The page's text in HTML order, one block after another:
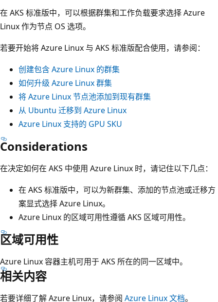
在 AKS 标准版中，可以根据群集和工作负载要求选择 Azure
Linux 作为节点 OS 选项。
若要开始将 Azure Linux 与 AKS 标准版配合使用，请参阅：
创建包含 Azure Linux 的群集
如何升级 Azure Linux 群集
将 Azure Linux 节点池添加到现有群集
从 Ubuntu 迁移到 Azure Linux
Azure Linux 支持的 GPU SKU
Considerations
在决定如何在 AKS 中使用 Azure Linux 时，请记住以下几点：
在 AKS 标准版中，可以为新群集、添加的节点池或迁移方
案显式选择 Azure Linux。
Azure Linux 的区域可用性遵循 AKS 区域可用性。
区域可用性
Azure Linux 容器主机可用于 AKS 所在的同一区域中。
相关内容
若要详细了解 Azure Linux，请参阅 Azure Linux 文档。